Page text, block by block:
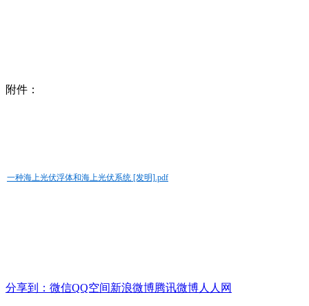
附件：
一种海上光伏浮体和海上光伏系统 [发明].pdf
分享到： 微信QQ空间新浪微博腾讯微博人人网